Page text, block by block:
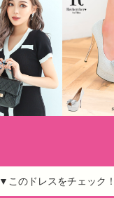
▼このドレスをチェック